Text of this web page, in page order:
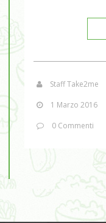
Staff Take2me
1 Marzo 2016
0 Commenti